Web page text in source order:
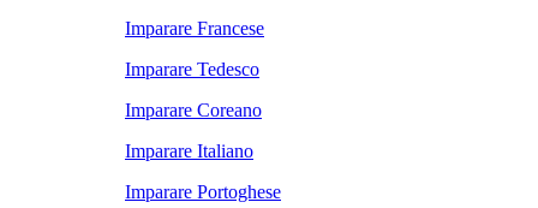
Imparare Francese
Imparare Tedesco
Imparare Coreano
Imparare Italiano
Imparare Portoghese